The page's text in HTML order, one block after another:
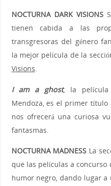
NOCTURNA DARK VISIONS
tienen cabida a las
transgresoras del género
la mejor película de la
Visions.
I am a ghost, la película
Mendoza, es el primer título
nos ofrecerá una curiosa
fantasmas.
NOCTURNA MADNESS La
que las películas a concurso
humor negro, dando lugar a